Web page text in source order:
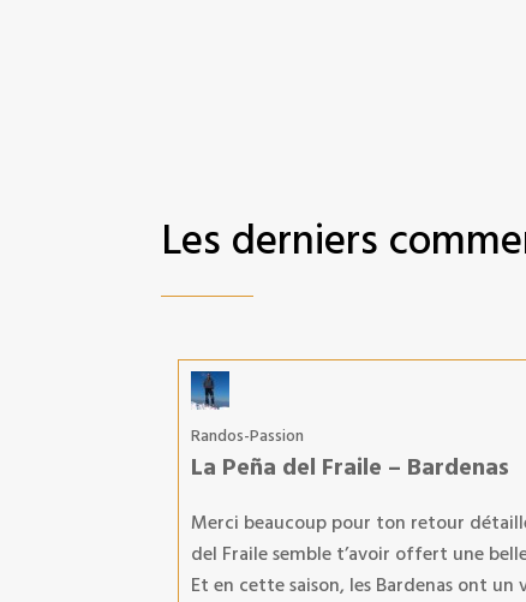
Les derniers
Randos-Passion
La Peña del Fraile – Bardenas
Merci beaucoup pour ton retour
del Fraile semble t’avoir offert une
Et en cette saison, les Bardenas ont un